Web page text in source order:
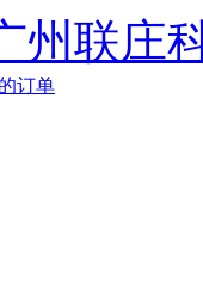
州联庄
订单